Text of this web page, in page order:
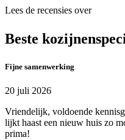
Lees de recensies over
Beste
Fijne samenwerking
20 juli 2026
Vriendelijk, voldoende
lijkt haast een nieuw huis zo
prima!